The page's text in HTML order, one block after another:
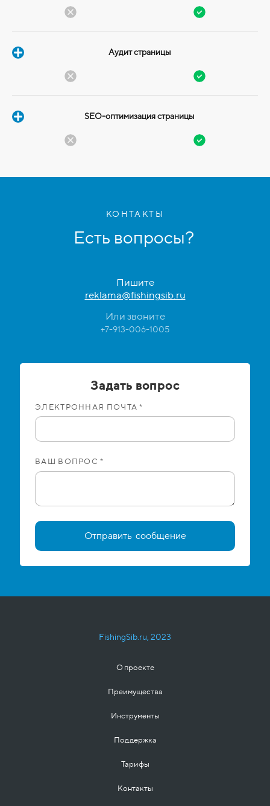
Аудит страницы
SEO-оптимизация страницы
КОНТАКТЫ
Есть вопросы?
Пишите
reklama@fishingsib.ru
Или звоните
+7-913-006-1005
Задать вопрос
ЭЛЕКТРОННАЯ ПОЧТА *
ВАШ ВОПРОС *
Отправить сообщение
FishingSib.ru, 2023
О проекте
Преимущества
Инструменты
Поддержка
Тарифы
Контакты